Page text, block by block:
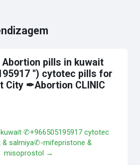
pills in kuwait
'') cytotec pills for
City ✒Abortion CLINIC
✆+966505195917 cytotec
& salmiya✆-mifepristone &
misoprostol →